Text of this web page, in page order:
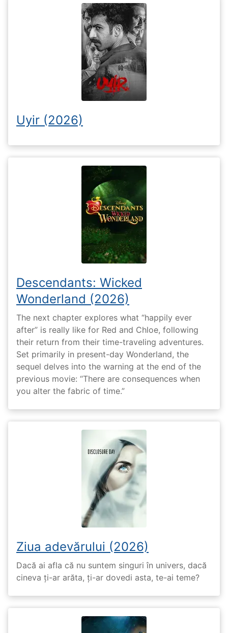
Uyir (2026)
Descendants: Wicked
Wonderland (2026)
The next chapter explores what “happily ever
after” is really like for Red and Chloe, following
their return from their time-traveling adventures.
Set primarily in present-day Wonderland, the
sequel delves into the warning at the end of the
previous movie: “There are consequences when
you alter the fabric of time.”
Ziua adevărului (2026)
Dacă ai afla că nu suntem singuri în univers, dacă
cineva ți-ar arăta, ți-ar dovedi asta, te-ai teme?